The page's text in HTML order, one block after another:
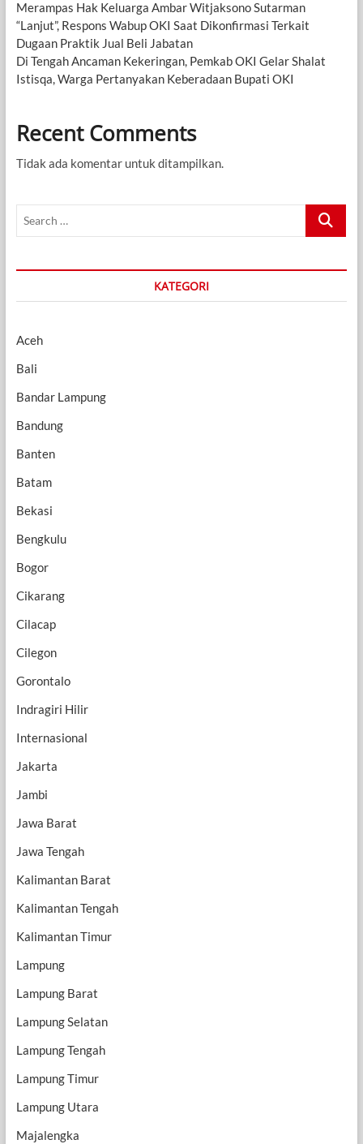
Merampas Hak Keluarga Ambar Witjaksono Sutarman
“Lanjut”, Respons Wabup OKI Saat Dikonfirmasi Terkait
Dugaan Praktik Jual Beli Jabatan
Di Tengah Ancaman Kekeringan, Pemkab OKI Gelar Shalat
Istisqa, Warga Pertanyakan Keberadaan Bupati OKI
Recent Comments
Tidak ada komentar untuk ditampilkan.
Search
KATEGORI
Aceh
Bali
Bandar Lampung
Bandung
Banten
Batam
Bekasi
Bengkulu
Bogor
Cikarang
Cilacap
Cilegon
Gorontalo
Indragiri Hilir
Internasional
Jakarta
Jambi
Jawa Barat
Jawa Tengah
Kalimantan Barat
Kalimantan Tengah
Kalimantan Timur
Lampung
Lampung Barat
Lampung Selatan
Lampung Tengah
Lampung Timur
Lampung Utara
Majalengka